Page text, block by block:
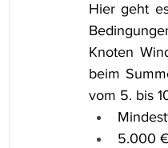
Hier geht
Knoten
beim
vom 5. bis
5.000